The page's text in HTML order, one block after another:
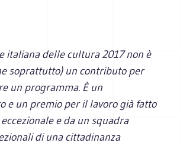
italiana delle cultura 2017 non è
soprattutto) un contributo per
un programma. È un
e un premio per il lavoro già fatto
e da un squadra
di una cittadinanza